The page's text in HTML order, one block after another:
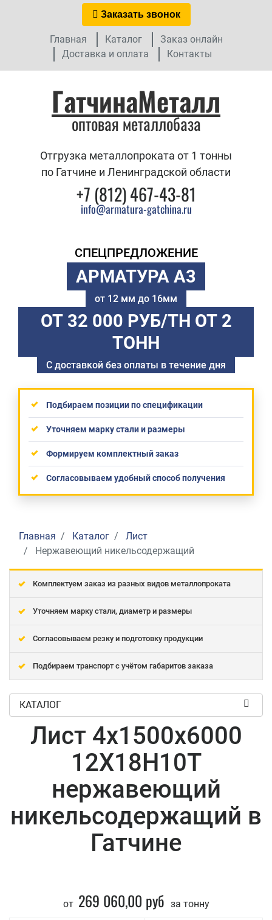
Заказать звонок
Главная Каталог
Заказ онлайн
Доставка и оплата
Контакты
ГатчинаМеталл
оптовая металлобаза
Отгрузка металлопроката от 1 тонны
по Гатчине и Ленинградской области
+7 (812) 467-43-81
info@armatura-gatchina.ru
СПЕЦПРЕДЛОЖЕНИЕ
АРМАТУРА А3
от 12 мм до 16мм
ОТ 32 000 РУБ/ТН ОТ 2
ТОНН
С доставкой без оплаты в течение дня
Подбираем позиции по спецификации
Уточняем марку стали и размеры
Формируем комплектный заказ
Согласовываем удобный способ получения
Главная Каталог
Лист
Нержавеющий никельсодержащий
Комплектуем заказ из разных видов металлопроката
Уточняем марку стали, диаметр и размеры
Согласовываем резку и подготовку продукции
Подбираем транспорт с учётом габаритов заказа
КАТАЛОГ
Лист 4x1500x6000
12Х18Н10Т
нержавеющий
никельсодержащий в
Гатчине
от 269 060,00 руб за тонну